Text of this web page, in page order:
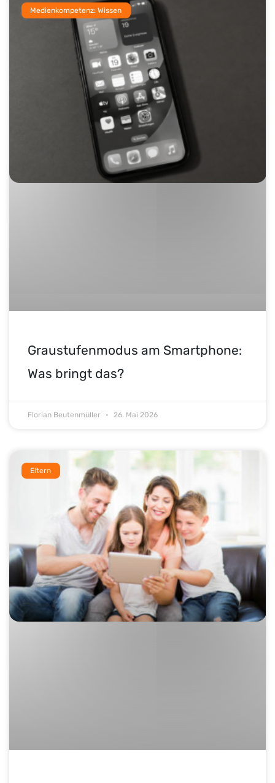
Medienkompetenz: Wissen
Graustufenmodus am Smartphone:
Was bringt das?
Florian Beutenmüller 26. Mai 2026
Eltern